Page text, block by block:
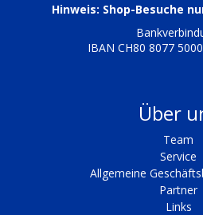
Hinweis: Shop-Besuche
IBAN CH80 8077
Über
Team
Service
Allgemeine
Partner
Links